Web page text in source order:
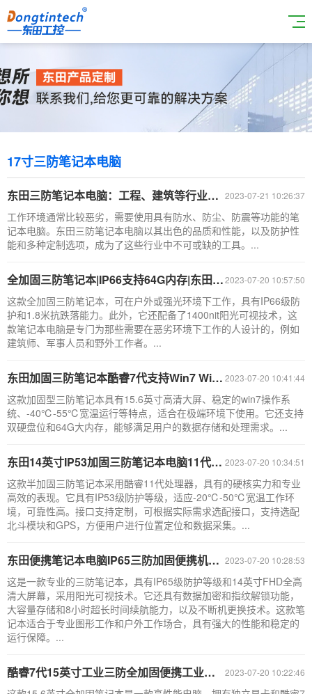
17寸三防笔记本电脑
2023-07-21 10:26:37
东田三防笔记本电脑：工程、建筑等行业必备工具
工作环境通常比较恶劣，需要使用具有防水、防尘、防震等功能的笔
记本电脑。东田三防笔记本电脑以其出色的品质和性能，以及防护性
能和多种定制选项，成为了这些行业中不可或缺的工具。...
2023-07-20 10:57:50
全加固三防笔记本|IP66支持64G内存|东田酷睿10代|DTN-X1310G
这款全加固三防笔记本，可在户外或强光环境下工作，具有IP66级防
护和1.8米抗跌落能力。此外，它还配备了1400nit阳光可视技术，这
款笔记本电脑是专门为那些需要在恶劣环境下工作的人设计的，例如
建筑师、军事人员和野外工作者。...
2023-07-20 10:41:44
东田加固三防笔记本酷睿7代支持Win7 Win10定制GTX 1060显卡 DT-S1406G
这款加固型三防笔记本具有15.6英寸高清大屏、稳定的win7操作系
统、-40℃-55℃宽温运行等特点，适合在极端环境下使用。它还支持
双硬盘位和64G大内存，能够满足用户的数据存储和处理需求。...
2023-07-20 10:34:51
东田14英寸IP53加固三防笔记本电脑11代处理器DTN-S1311E
这款半加固三防笔记本采用酷睿11代处理器，具有的硬核实力和专业
高效的表现。它具有IP53级防护等级，适应-20℃-50℃宽温工作环
境，可靠性高。接口支持定制，可根据实际需求选配接口，支持选配
北斗模块和GPS，方便用户进行位置定位和数据采集。...
2023-07-20 10:28:53
东田便携笔记本电脑IP65三防加固便携机4USB高清超长待机 DT-14SHC
这是一款专业的三防笔记本，具有IP65级防护等级和14英寸FHD全高
清大屏幕，采用阳光可视技术。它还具有数据加密和指纹解锁功能，
大容量存储和8小时超长时间续航能力，以及不断机更换技术。这款笔
记本适合于专业图形工作和户外工作场合，具有强大的性能和稳定的
运行保障。...
2023-07-20 10:22:46
酷睿7代15英寸工业三防全加固便携工业移动图形工作站笔记本电脑 DTN-F1515SHC